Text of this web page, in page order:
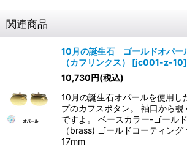
関連商品
10月の誕生石 ゴールドオパー
（カフリンクス）
[jc001-z-10]
10,730円(税込)
10月の誕生石オパールを使用し
プのカフスボタン。 袖口から覗
ですよ。 ベースカラー-ゴール
（brass) ゴールドコーティング
17mm